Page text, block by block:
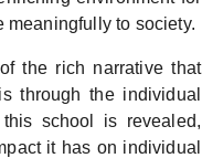
meaningfully to society.
the rich narrative that
through the individual
school is revealed,
it has on individual